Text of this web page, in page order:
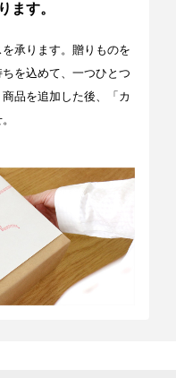
ます。
承ります。贈りものを
を込めて、一つひとつ
品を追加した後、「カ